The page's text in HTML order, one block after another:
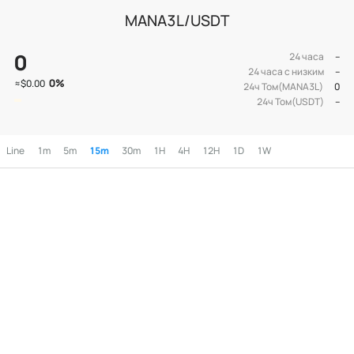
MANA3L/USDT
0
≈$0.00 0%
24 часа
--
24 часа с низким
--
24ч Том(MANA3L)
0
24ч Том(USDT)
--
Line 1m 5m 15m 30m 1H 4H 12H 1D 1W